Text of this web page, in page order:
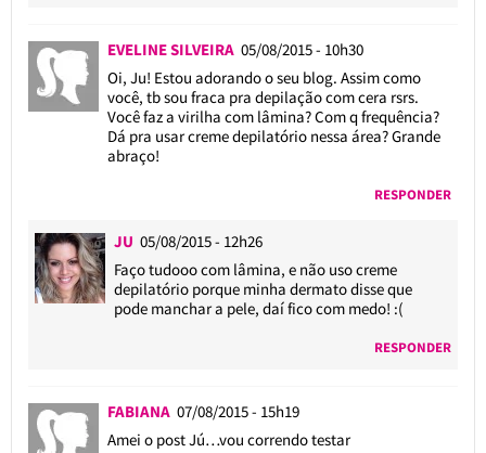
EVELINE SILVEIRA 05/08/2015 - 10h30
Oi, Ju! Estou adorando o seu blog. Assim como
você, tb sou fraca pra depilação com cera rsrs.
Você faz a virilha com lâmina? Com q frequência?
Dá pra usar creme depilatório nessa área? Grande
abraço!
RESPONDER
JU 05/08/2015 - 12h26
Faço tudooo com lâmina, e não uso creme
depilatório porque minha dermato disse que
pode manchar a pele, daí fico com medo! :(
RESPONDER
FABIANA 07/08/2015 - 15h19
Amei o post Jú…vou correndo testar